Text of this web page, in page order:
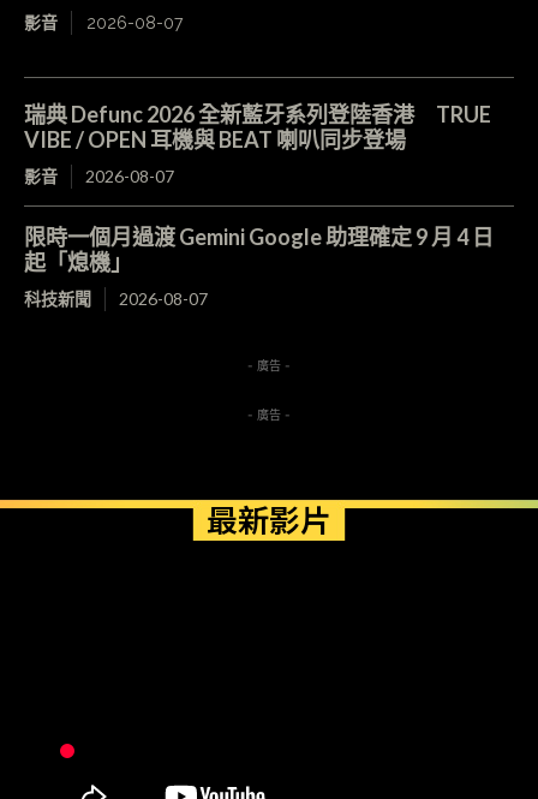
影音 2026-08-07
瑞典 Defunc 2026 全新藍牙系列登陸香港 TRUE
VIBE / OPEN 耳機與 BEAT 喇叭同步登場
影音 2026-08-07
限時一個月過渡 Gemini Google 助理確定 9 月 4 日
起「熄機」
科技新聞 2026-08-07
- 廣告 -
- 廣告 -
最新影片